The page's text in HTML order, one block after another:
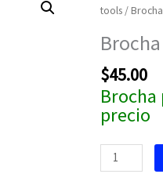
tools/
$45.00
precio
de
5
pulgadas
cantidad